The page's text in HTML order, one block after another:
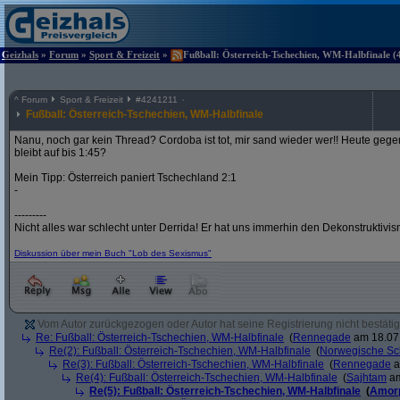
Geizhals » Forum » Sport & Freizeit » Fußball: Österreich-Tschechien, WM-Halbfinale
^ Forum Sport & Freizeit #4241211
Fußball: Österreich-Tschechien, WM-Halbfinale
Nanu, noch gar kein Thread? Cordoba ist tot, mir sand wieder wer!! Heute
bleibt auf bis 1:45?
Mein Tipp: Österreich paniert Tschechland 2:1
-
---------
Nicht alles war schlecht unter Derrida! Er hat uns immerhin den
Diskussion über mein Buch "Lob des Sexismus"
Vom Autor zurückgezogen oder Autor hat seine Registrierung nicht
Re: Fußball: Österreich-Tschechien, WM-Halbfinale (Rennegade am
Re(2): Fußball: Österreich-Tschechien, WM-Halbfinale (Norwegische
Re(3): Fußball: Österreich-Tschechien, WM-Halbfinale (Rennegade
Re(4): Fußball: Österreich-Tschechien, WM-Halbfinale (Sajhtam
Re(5): Fußball: Österreich-Tschechien, WM-Halbfinale (